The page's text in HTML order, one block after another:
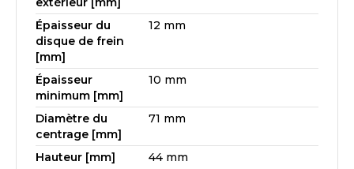
Épaisseur du
disque de frein
[mm]
12 mm
Épaisseur
minimum [mm]
10 mm
Diamètre du
centrage [mm]
71 mm
Hauteur [mm] 44 mm